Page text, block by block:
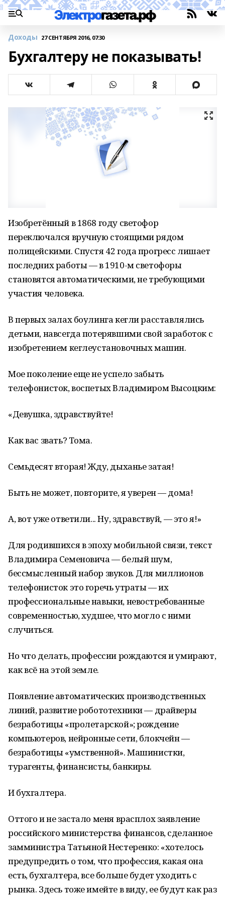
Доходы 27 СЕНТЯБРЯ 2016, 07:30
Бухгалтеру не показывать!
Изобретённый в 1868 году светофор
переключался вручную стоящими рядом
полицейскими. Спустя 42 года прогресс лишает
последних работы — в 1910-м светофоры
становятся автоматическими, не требующими
участия человека.
В первых залах боулинга кегли расставлялись
детьми, навсегда потерявшими свой заработок с
изобретением кеглеустановочных машин.
Мое поколение еще не успело забыть
телефонисток, воспетых Владимиром Высоцким:
«Девушка, здравствуйте!
Как вас звать? Тома.
Семьдесят вторая! Жду, дыханье затая!
Быть не может, повторите, я уверен — дома!
А, вот уже ответили... Ну, здравствуй, — это я!»
Для родившихся в эпоху мобильной связи, текст
Владимира Семеновича — белый шум,
бессмысленный набор звуков. Для миллионов
телефонисток это горечь утраты — их
профессиональные навыки, невостребованные
современностью, худшее, что могло с ними
случиться.
Но что делать, профессии рождаются и умирают,
как всё на этой земле.
Появление автоматических производственных
линий, развитие робототехники — драйверы
безработицы «пролетарской»; рождение
компьютеров, нейронные сети, блокчейн —
безработицы «умственной». Машинистки,
турагенты, финансисты, банкиры.
И бухгалтера.
Оттого и не застало меня врасплох заявление
российского министерства финансов, сделанное
замминистра Татьяной Нестеренко: «хотелось
предупредить о том, что профессия, какая она
есть, бухгалтера, все больше будет уходить с
рынка. Здесь тоже имейте в виду, ее будут как раз